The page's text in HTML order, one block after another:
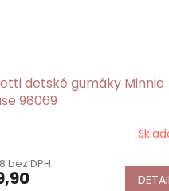
detské gumáky Minnie
98069
bez DPH